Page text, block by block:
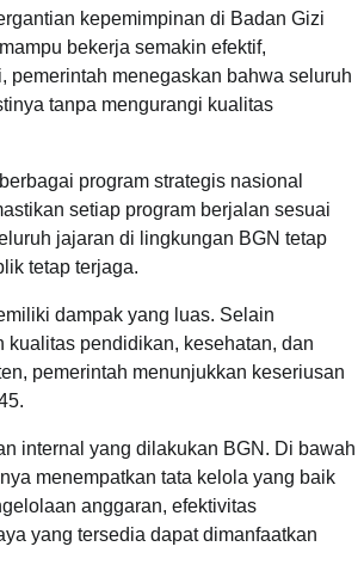
kepemimpinan di Badan Gizi
bekerja semakin efektif,
pemerintah menegaskan bahwa seluruh
tanpa mengurangi kualitas
program strategis nasional
setiap program berjalan sesuai
jajaran di lingkungan BGN tetap
tetap terjaga.
dampak yang luas. Selain
pendidikan, kesehatan, dan
pemerintah menunjukkan keseriusan
internal yang dilakukan BGN. Di bawah
menempatkan tata kelola yang baik
anggaran, efektivitas
yang tersedia dapat dimanfaatkan